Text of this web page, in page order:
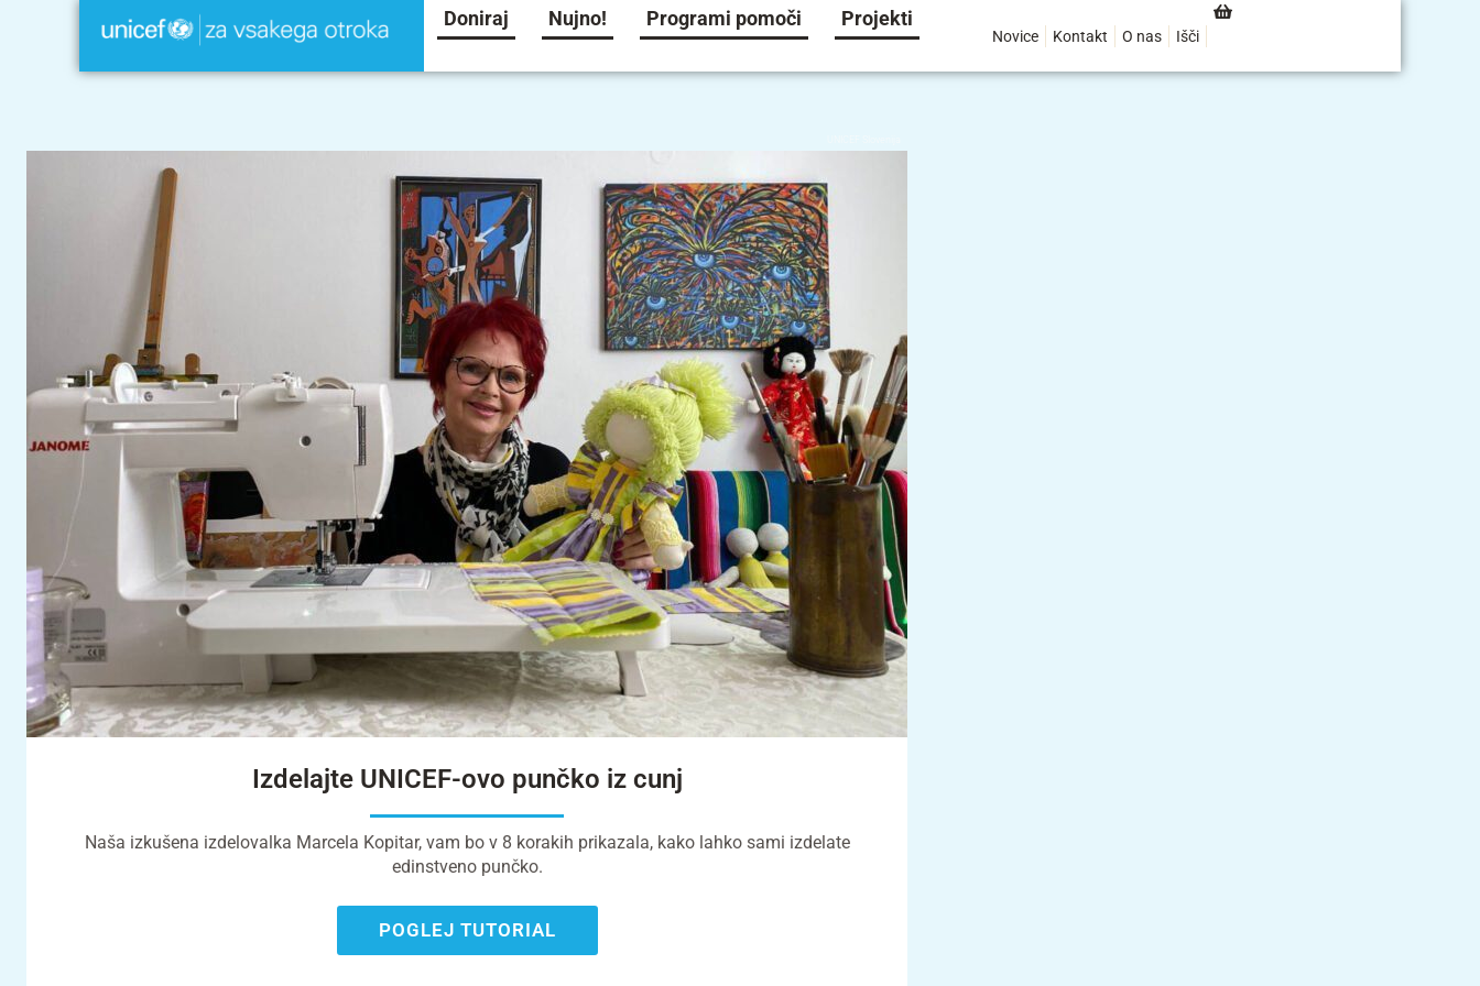
Doniraj Nujno! Programi pomoči Projekti
Novice Kontakt O nas Išči
Izdelajte UNICEF-ovo punčko iz cunj
Naša izkušena izdelovalka Marcela Kopitar, vam bo v 8 korakih prikazala, kako lahko sami izdelate
edinstveno punčko.
POGLEJ TUTORIAL